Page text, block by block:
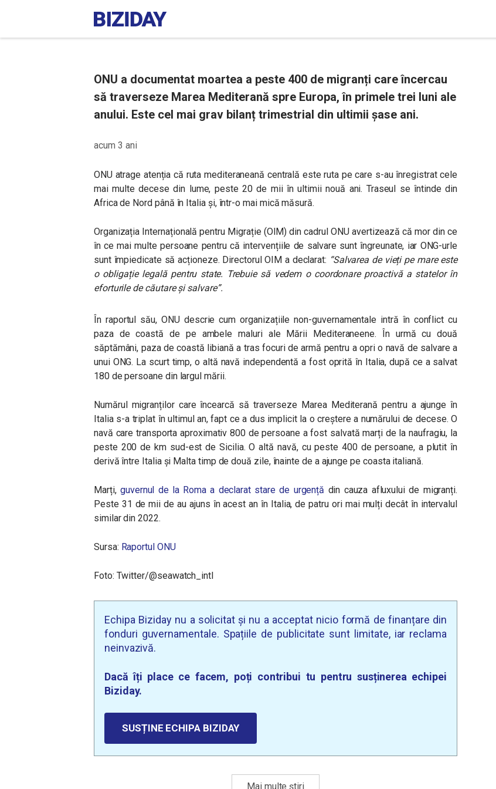
ONU a documentat moartea a peste 400 de migranți care încercau
să traverseze Marea Mediterană spre Europa, în primele trei luni ale
anului. Este cel mai grav bilanț trimestrial din ultimii șase ani.
acum 3 ani
ONU atrage atenția că ruta mediteraneană centrală este ruta pe care s-au înregistrat cele
mai multe decese din lume, peste 20 de mii în ultimii nouă ani. Traseul se întinde din
Africa de Nord până în Italia și, într-o mai mică măsură.
Organizația Internațională pentru Migrație (OIM) din cadrul ONU avertizează că mor din ce
în ce mai multe persoane pentru că intervențiile de salvare sunt îngreunate, iar ONG-urle
sunt împiedicate să acționeze. Directorul OIM a declarat: “Salvarea de vieți pe mare este
o obligație legală pentru state. Trebuie să vedem o coordonare proactivă a statelor în
eforturile de căutare și salvare”.
În raportul său, ONU descrie cum organizațiile non-guvernamentale intră în conflict cu
paza de coastă de pe ambele maluri ale Mării Mediteraneene. În urmă cu două
săptămâni, paza de coastă libiană a tras focuri de armă pentru a opri o navă de salvare a
unui ONG. La scurt timp, o altă navă independentă a fost oprită în Italia, după ce a salvat
180 de persoane din largul mării.
Numărul migranților care încearcă să traverseze Marea Mediterană pentru a ajunge în
Italia s-a triplat în ultimul an, fapt ce a dus implicit la o creștere a numărului de decese. O
navă care transporta aproximativ 800 de persoane a fost salvată marți de la naufragiu, la
peste 200 de km sud-est de Sicilia. O altă navă, cu peste 400 de persoane, a plutit în
derivă între Italia și Malta timp de două zile, înainte de a ajunge pe coasta italiană.
Marți, guvernul de la Roma a declarat stare de urgență din cauza afluxului de migranți.
Peste 31 de mii de au ajuns în acest an în Italia, de patru ori mai mulți decât în intervalul
similar din 2022.
Sursa: Raportul ONU
Foto: Twitter/@seawatch_intl
Echipa Biziday nu a solicitat și nu a acceptat nicio formă de finanțare din
fonduri guvernamentale. Spațiile de publicitate sunt limitate, iar reclama
neinvazivă.
Dacă îți place ce facem, poți contribui tu pentru susținerea echipei
Biziday.
SUSȚINE ECHIPA BIZIDAY
Mai multe știri